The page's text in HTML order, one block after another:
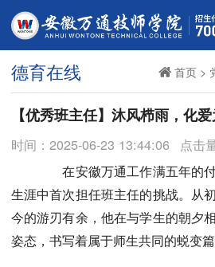
德育在线 首页>
【优秀班主任】沐风栉雨，化
时间：2025-06-23 13:44:06 点击
在安徽万通工作满五年的付
生涯中首次担任班主任的挑战。从
今的游刃有余，他在与学生的朝夕
姿态，书写着属于师生共同的蜕变篇